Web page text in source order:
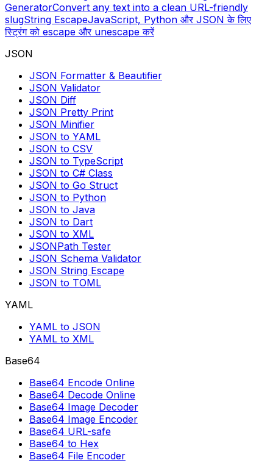
GeneratorConvert any text into a clean URL-friendly
slugString EscapeJavaScript, Python और JSON के लिए
स्ट्रिंग को escape और unescape करें
JSON
JSON Formatter & Beautifier
JSON Validator
JSON Diff
JSON Pretty Print
JSON Minifier
JSON to YAML
JSON to CSV
JSON to TypeScript
JSON to C# Class
JSON to Go Struct
JSON to Python
JSON to Java
JSON to Dart
JSON to XML
JSONPath Tester
JSON Schema Validator
JSON String Escape
JSON to TOML
YAML
YAML to JSON
YAML to XML
Base64
Base64 Encode Online
Base64 Decode Online
Base64 Image Decoder
Base64 Image Encoder
Base64 URL-safe
Base64 to Hex
Base64 File Encoder